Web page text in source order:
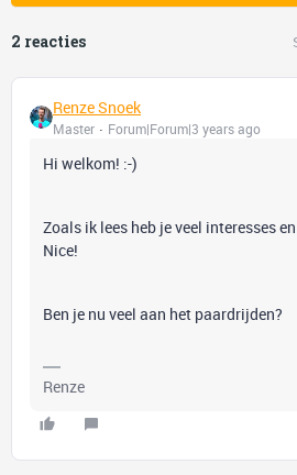
2 reacties
Renze Snoek
Master Forum|Forum|3 years ago
Hi welkom! :-)
Zoals ik lees heb je veel interesses
Nice!
Ben je nu veel aan het paardrijden?
Renze